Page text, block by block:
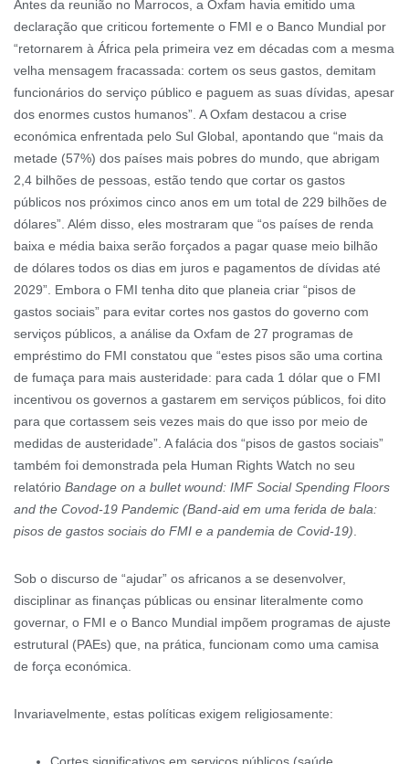
Antes da reunião no Marrocos, a Oxfam havia emitido uma
declaração que criticou fortemente o FMI e o Banco Mundial por
“retornarem à África pela primeira vez em décadas com a mesma
velha mensagem fracassada: cortem os seus gastos, demitam
funcionários do serviço público e paguem as suas dívidas, apesar
dos enormes custos humanos”. A Oxfam destacou a crise
económica enfrentada pelo Sul Global, apontando que “mais da
metade (57%) dos países mais pobres do mundo, que abrigam
2,4 bilhões de pessoas, estão tendo que cortar os gastos
públicos nos próximos cinco anos em um total de 229 bilhões de
dólares”. Além disso, eles mostraram que “os países de renda
baixa e média baixa serão forçados a pagar quase meio bilhão
de dólares todos os dias em juros e pagamentos de dívidas até
2029”. Embora o FMI tenha dito que planeia criar “pisos de
gastos sociais” para evitar cortes nos gastos do governo com
serviços públicos, a análise da Oxfam de 27 programas de
empréstimo do FMI constatou que “estes pisos são uma cortina
de fumaça para mais austeridade: para cada 1 dólar que o FMI
incentivou os governos a gastarem em serviços públicos, foi dito
para que cortassem seis vezes mais do que isso por meio de
medidas de austeridade”. A falácia dos “pisos de gastos sociais”
também foi demonstrada pela Human Rights Watch no seu
relatório Bandage on a bullet wound: IMF Social Spending Floors
and the Covod-19 Pandemic (Band-aid em uma ferida de bala:
pisos de gastos sociais do FMI e a pandemia de Covid-19).
Sob o discurso de “ajudar” os africanos a se desenvolver,
disciplinar as finanças públicas ou ensinar literalmente como
governar, o FMI e o Banco Mundial impõem programas de ajuste
estrutural (PAEs) que, na prática, funcionam como uma camisa
de força económica.
Invariavelmente, estas políticas exigem religiosamente: